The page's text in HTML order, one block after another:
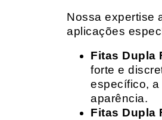
Nossa expertise
aplicações
Fitas Dupla
forte e
específico, a
aparência.
Fitas Dupla